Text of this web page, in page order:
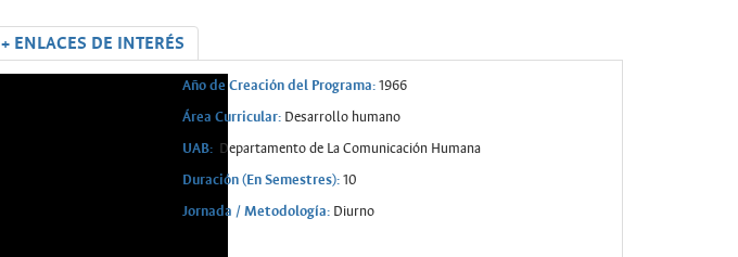
+ ENLACES DE INTERÉS
Año de Creación del Programa:1966
Área Curricular: Desarrollo humano
UAB: Departamento de La Comunicación Humana
Duración (En Semestres):10
Jornada / Metodología: Diurno